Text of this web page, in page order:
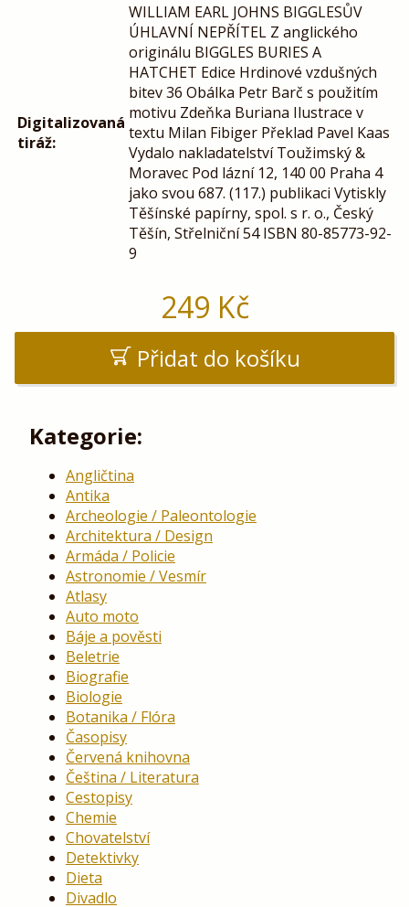
Digitalizovaná
tiráž:
WILLIAM EARL JOHNS BIGGLESŮV
ÚHLAVNÍ NEPŘÍTEL Z anglického
originálu BIGGLES BURIES A
HATCHET Edice Hrdinové vzdušných
bitev 36 Obálka Petr Barč s použitím
motivu Zdeňka Buriana Ilustrace v
textu Milan Fibiger Překlad Pavel Kaas
Vydalo nakladatelství Toužimský &
Moravec Pod lázní 12, 140 00 Praha 4
jako svou 687. (117.) publikaci Vytiskly
Těšínské papírny, spol. s r. o., Český
Těšín, Střelniční 54 ISBN 80-85773-92-
9
249 Kč
Přidat do košíku
Kategorie:
Angličtina
Antika
Archeologie / Paleontologie
Architektura / Design
Armáda / Policie
Astronomie / Vesmír
Atlasy
Auto moto
Báje a pověsti
Beletrie
Biografie
Biologie
Botanika / Flóra
Časopisy
Červená knihovna
Čeština / Literatura
Cestopisy
Chemie
Chovatelství
Detektivky
Dieta
Divadlo